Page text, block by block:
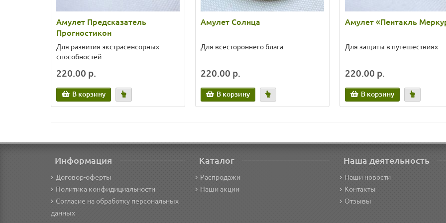
Амулет Предсказатель
Прогностикон
Для развития экстрасенсорных
способностей
220.00 р.
В корзину
Амулет Солнца
Для всестороннего блага
220.00 р.
В корзину
Амулет «Пентакль
Для защиты в путешествиях
220.00 р.
В корзину
Информация
Договор-оферты
Политика конфидициальности
Согласие на обработку персональных
данных
Каталог
Распродажи
Наши акции
Наша деятельность
Наши новости
Контакты
Отзывы